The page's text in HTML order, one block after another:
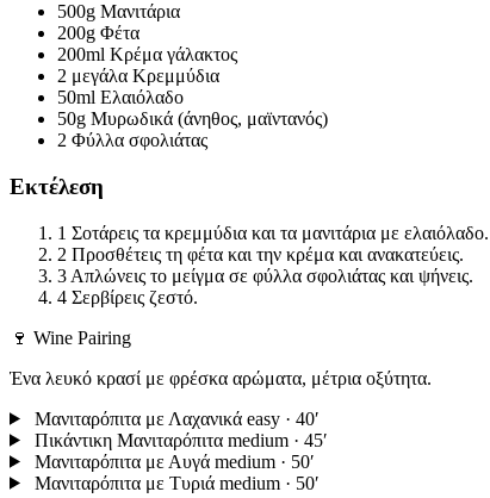
500g Μανιτάρια
200g Φέτα
200ml Κρέμα γάλακτος
2 μεγάλα Κρεμμύδια
50ml Ελαιόλαδο
50g Μυρωδικά (άνηθος, μαϊντανός)
2 Φύλλα σφολιάτας
Εκτέλεση
1 Σοτάρεις τα κρεμμύδια και τα μανιτάρια με ελαιόλαδο.
2 Προσθέτεις τη φέτα και την κρέμα και ανακατεύεις.
3 Απλώνεις το μείγμα σε φύλλα σφολιάτας και ψήνεις.
4 Σερβίρεις ζεστό.
🍷 Wine Pairing
Ένα λευκό κρασί με φρέσκα αρώματα, μέτρια οξύτητα.
Μανιταρόπιτα με Λαχανικά easy · 40′
Πικάντικη Μανιταρόπιτα medium · 45′
Μανιταρόπιτα με Αυγά medium · 50′
Μανιταρόπιτα με Τυριά medium · 50′